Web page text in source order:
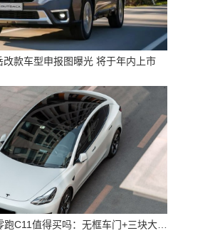
改款车型申报图曝光 将于年内上市